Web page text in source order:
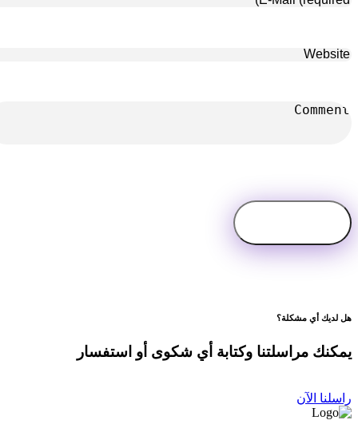
هل لديك أي مشكلة؟
يمكنك مراسلتنا وكتابة أي شكوى أو استفسار
راسلنا الآن